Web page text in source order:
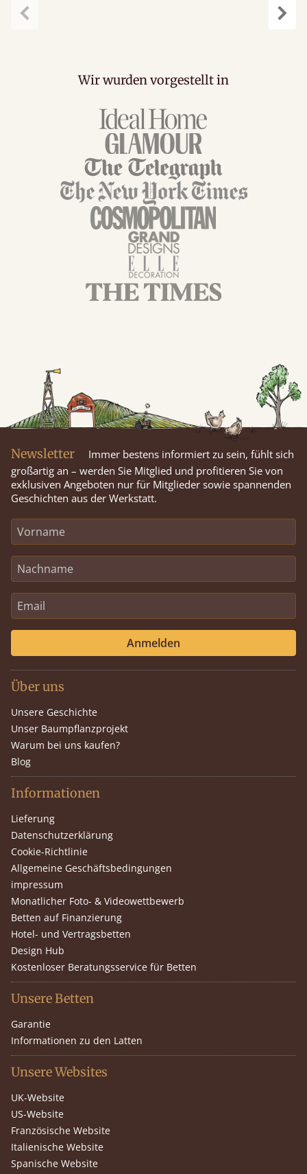
Wir wurden vorgestellt in
Newsletter
Immer bestens informiert zu sein, fühlt sich
großartig an – werden Sie Mitglied und profitieren Sie von
exklusiven Angeboten nur für Mitglieder sowie spannenden
Geschichten aus der Werkstatt.
Anmelden
Über uns
Unsere Geschichte
Unser Baumpflanzprojekt
Warum bei uns kaufen?
Blog
Informationen
Lieferung
Datenschutzerklärung
Cookie-Richtlinie
Allgemeine Geschäftsbedingungen
impressum
Monatlicher Foto- & Videowettbewerb
Betten auf Finanzierung
Hotel- und Vertragsbetten
Design Hub
Kostenloser Beratungsservice für Betten
Unsere Betten
Garantie
Informationen zu den Latten
Unsere Websites
UK-Website
US-Website
Französische Website
Italienische Website
Spanische Website